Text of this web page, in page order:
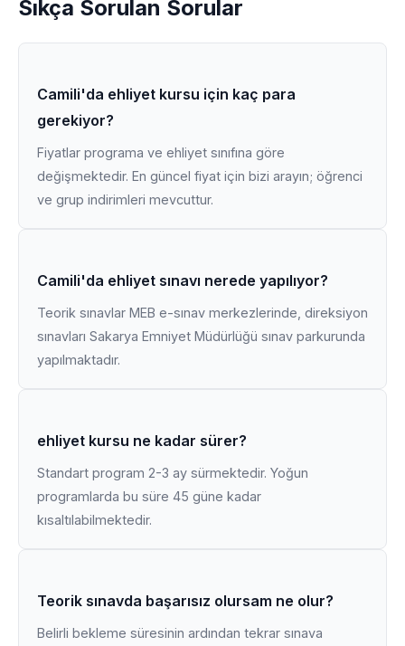
Sıkça Sorulan Sorular
Camili'da ehliyet kursu için kaç para
gerekiyor?
Fiyatlar programa ve ehliyet sınıfına göre
değişmektedir. En güncel fiyat için bizi arayın; öğrenci
ve grup indirimleri mevcuttur.
Camili'da ehliyet sınavı nerede yapılıyor?
Teorik sınavlar MEB e-sınav merkezlerinde, direksiyon
sınavları Sakarya Emniyet Müdürlüğü sınav parkurunda
yapılmaktadır.
ehliyet kursu ne kadar sürer?
Standart program 2-3 ay sürmektedir. Yoğun
programlarda bu süre 45 güne kadar
kısaltılabilmektedir.
Teorik sınavda başarısız olursam ne olur?
Belirli bekleme süresinin ardından tekrar sınava